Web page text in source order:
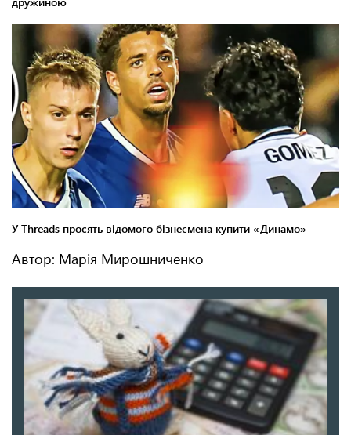
Автор: Марія Мирошниченко